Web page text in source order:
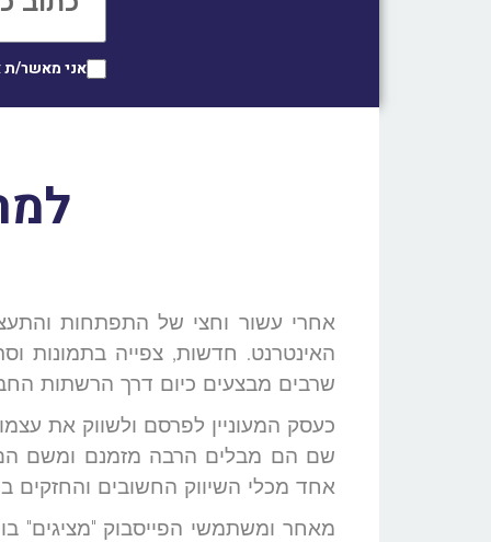
אני מאשר/
אחרי עשור וחצי של התפתחות
האינטרנט. חדשות, צפייה בתמונות
שרבים מבצעים כיום דרך הרשתות
כעסק המעוניין לפרסם ולשווק את
שם הם מבלים הרבה מזמנם ומשם
אחד מכלי השיווק החשובים והחזקים
מאחר ומשתמשי הפייסבוק "מציגים"